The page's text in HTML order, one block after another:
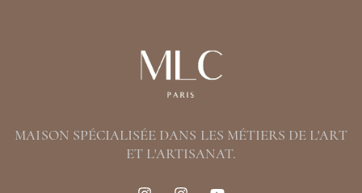
MAISON SPÉCIALISÉE DANS LES MÉTIERS DE L'ART
ET L'ARTISANAT.